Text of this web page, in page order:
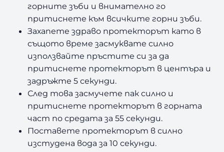
горните зъби и внимателно го
притиснете към всичките горни зъби.
Захапете здраво протекторът като в
същото време засмуквате силно
използвайте пръстите си за да
притиснете протекторът в центъра и
задръжте 5 секунди.
След това засмучете пак силно и
притиснете протекторът в горната
част по средата за 55 секунди.
Поставете протекторът в силно
изстудена вода за 10 секунди.